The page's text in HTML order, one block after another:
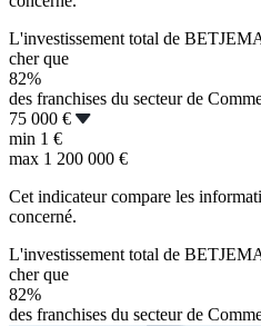
L'investissement total de
cher que
82%
des franchises du secteur de
75 000 €
min 1 €
max 1 200 000 €
Cet indicateur compare les
concerné.
L'investissement total de
cher que
82%
des franchises du secteur de